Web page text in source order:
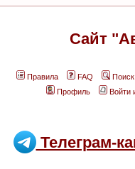
Сайт
Правила FAQ
Поиск
Профиль
Войти
Телеграм-